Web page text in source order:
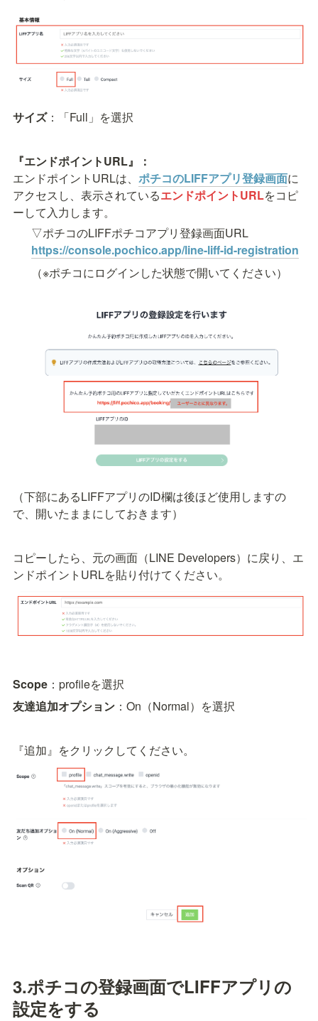
サイズ：「Full」を選択
『エンドポイントURL』：
エンドポイントURLは、 ポチコのLIFFアプリ登録画面に
アクセスし、表示されているエンドポイントURLをコピ
ーして入力します。
https://console.pochico.app/line-liff-id-registration
（※ポチコにログインした状態で開いてください）
（下部にあるLIFFアプリのID欄は後ほど使用しますの
で、開いたままにしておきます）
コピーしたら、元の画面（LINE Developers）に戻り、エ
ンドポイントURLを貼り付けてください。
Scope ：profileを選択
友達追加オプション ：On（Normal）を選択
『追加』をクリックしてください。
3.ポチコの登録画面でLIFFアプリの
設定をする